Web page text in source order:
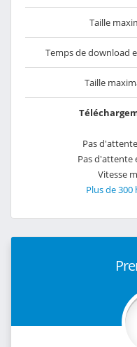
Taille
Temps de download
Taille
Pas
Pas d'attente
Vitesse
Plus de